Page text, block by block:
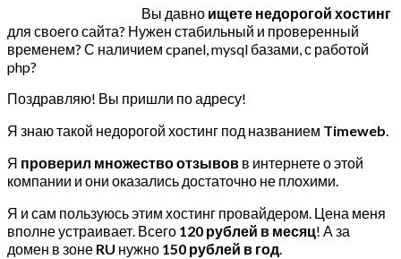
Вы давно ищете недорогой хостинг
для своего сайта? Нужен стабильный и проверенный
временем? С наличием cpanel, mysql базами, с работой
php?
Поздравляю! Вы пришли по адресу!
Я знаю такой недорогой хостинг под названием Timeweb.
Я проверил множество отзывов в интернете о этой
компании и они оказались достаточно не плохими.
Я и сам пользуюсь этим хостинг провайдером. Цена меня
вполне устраивает. Всего 120 рублей в месяц! А за
домен в зоне RU нужно 150 рублей в год.